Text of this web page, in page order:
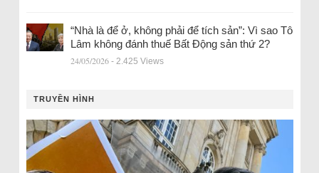
“Nhà là để ở, không phải để tích sản”: Vì sao Tô
Lâm không đánh thuế Bất Động sản thứ 2?
24/05/2026 - 2.425 Views
TRUYỀN HÌNH